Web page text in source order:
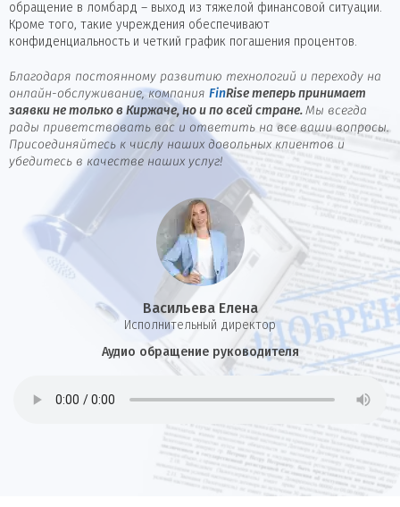
обращение в ломбард – выход из тяжелой финансовой ситуации.
Кроме того, такие учреждения обеспечивают
конфиденциальность и четкий график погашения процентов.
Благодаря постоянному развитию технологий и переходу на
онлайн-обслуживание, компания FinRise теперь принимает
заявки не только в Киржаче, но и по всей стране. Мы всегда
рады приветствовать вас и ответить на все ваши вопросы.
Присоединяйтесь к числу наших довольных клиентов и
убедитесь в качестве наших услуг!
Васильева Елена
И сполнительный директор
Аудио обращение руководителя